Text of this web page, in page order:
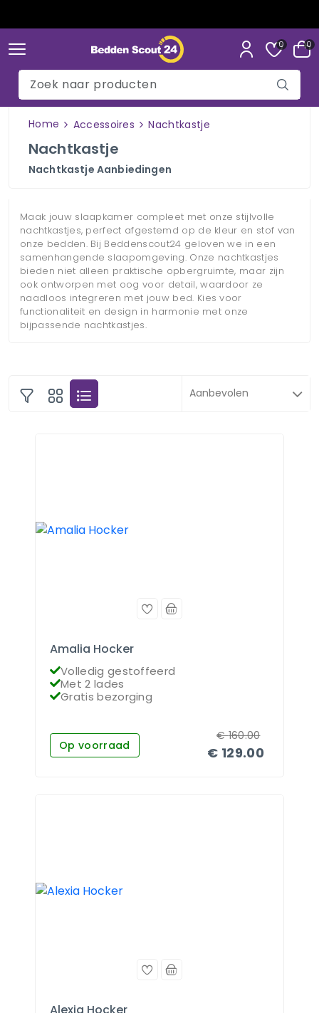
0 0
Home Accessoires Nachtkastje
Nachtkastje
Nachtkastje Aanbiedingen
Maak jouw slaapkamer compleet met onze stijlvolle
nachtkastjes, perfect afgestemd op de kleur en stof van
onze bedden. Bij Beddenscout24 geloven we in een
samenhangende slaapomgeving. Onze nachtkastjes
bieden niet alleen praktische opbergruimte, maar zijn
ook ontworpen met oog voor detail, waardoor ze
naadloos integreren met jouw bed. Kies voor
functionaliteit en design in harmonie met onze
bijpassende nachtkastjes.
Amalia Hocker
Volledig gestoffeerd
Met 2 lades
Gratis bezorging
Op voorraad € 129.00
€160.00
Alexia Hocker